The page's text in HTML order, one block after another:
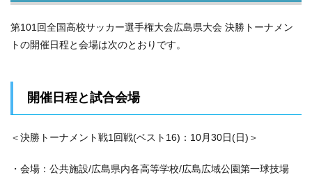
第101回全国高校サッカー選手権大会広島県大会 決勝トーナメン
トの開催日程と会場は次のとおりです。
開催日程と試合会場
＜決勝トーナメント戦1回戦(ベスト16)：10月30日(日)＞
・会場：公共施設/広島県内各高等学校/広島広域公園第一球技場